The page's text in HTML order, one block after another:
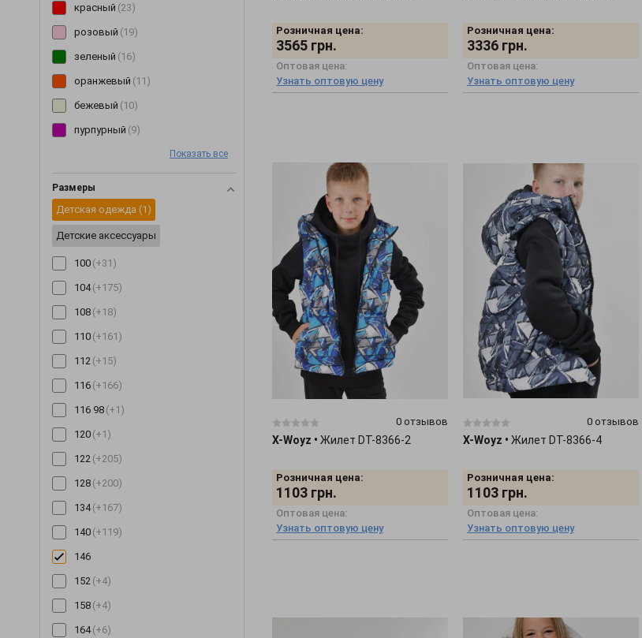
Сарафаны(6)
Топы(1)
Туники (4)
Футболки(3)
Халаты(3)
Шорты(4)
красный (23)
розовый (19)
зеленый (16)
оранжевый (11)
бежевый (10)
пурпурный (9)
(4)
Показать все
Размеры
Детская одежда (1)
Детские аксессуары
100 (+31)
104 (+175)
108 (+18)
110 (+161)
112 (+15)
116 (+166)
116 98 (+1)
120 (+1)
122 (+205)
128 (+200)
134 (+167)
140 (+119)
146
152 (+4)
158 (+4)
164 (+6)
Розничная цена:
3565 грн.
Оптовая цена:
Узнать оптовую цену
Розничная цена:
3336 грн.
Оптовая цена:
Узнать оптовую цену
0 отзывов
X-Woyz • Жилет DT-8366-2
Розничная цена:
1103 грн.
Оптовая цена:
Узнать оптовую цену
0 отзывов
X-Woyz • Жилет DT-8366-4
Розничная цена:
1103 грн.
Оптовая цена:
Узнать оптовую цену